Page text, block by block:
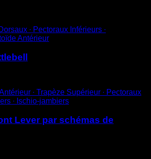
∙ Pectoraux Inférieurs ∙
Antérieur
∙ Trapèze Supérieur ∙ Pectoraux
∙ Ischio-jambiers
Lever par schémas de